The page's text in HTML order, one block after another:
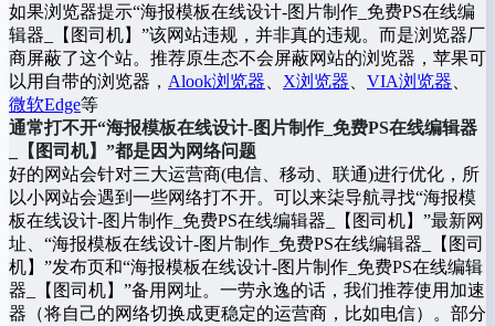
如果浏览器提示“海报模板在线设计-图片制作_免费PS在线编
辑器_【图司机】”该网站违规，并非真的违规。而是浏览器厂
商屏蔽了这个站。推荐原生态不会屏蔽网站的浏览器，苹果可
以用自带的浏览器， Alook浏览器 X浏览器 VIA浏览器
微软Edge等
通常打不开“海报模板在线设计-图片制作_免费PS在线编辑器
_【图司机】”都是因为网络问题
好的网站会针对三大运营商(电信、移动、联通)进行优化，所
以小网站会遇到一些网络打不开。可以来柒导航寻找“海报模
板在线设计-图片制作_免费PS在线编辑器_【图司机】”最新网
址、“海报模板在线设计-图片制作_免费PS在线编辑器_【图司
机】”发布页和“海报模板在线设计-图片制作_免费PS在线编辑
器_【图司机】”备用网址。一劳永逸的话，我们推荐使用加速
器（将自己的网络切换成更稳定的运营商，比如电信）。部分